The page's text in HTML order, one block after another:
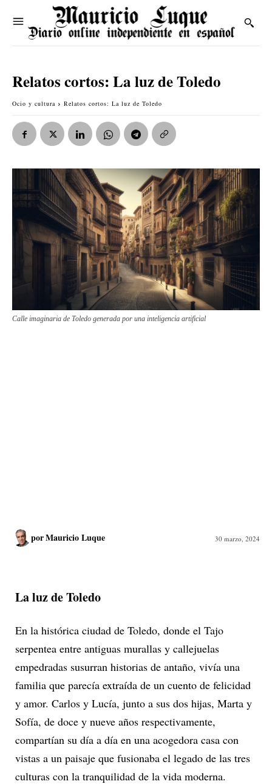
Relatos cortos: La luz de Toledo
Ocio y cultura Relatos cortos: La luz de Toledo
Calle imaginaria de Toledo generada por una inteligencia artificial
porMauricio Luque 30 marzo, 2024
La luz de Toledo
En la histórica ciudad de Toledo, donde el Tajo
serpentea entre antiguas murallas y callejuelas
empedradas susurran historias de antaño, vivía una
familia que parecía extraída de un cuento de felicidad
y amor. Carlos y Lucía, junto a sus dos hijas, Marta y
Sofía, de doce y nueve años respectivamente,
compartían su día a día en una acogedora casa con
vistas a un paisaje que fusionaba el legado de las tres
culturas con la tranquilidad de la vida moderna.